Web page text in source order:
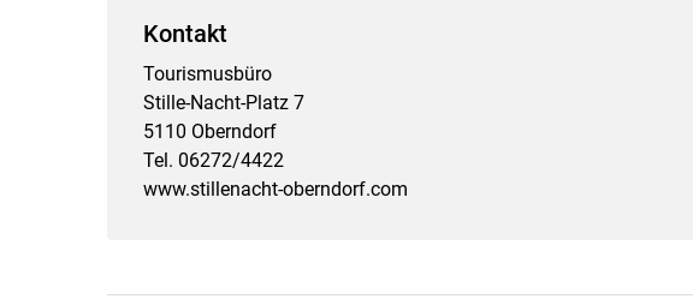
Kontakt
Tourismusbüro
Stille-Nacht-Platz 7
5110 Oberndorf
Tel. 06272/4422
www.stillenacht-oberndorf.com